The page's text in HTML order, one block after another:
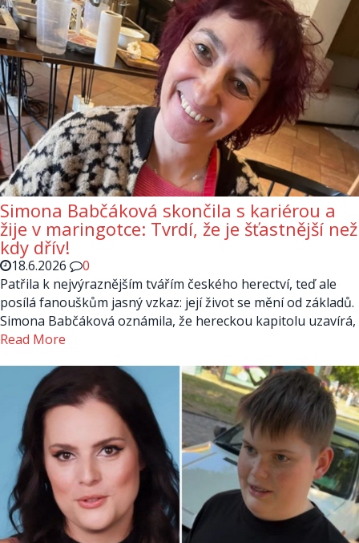
Simona Babčáková skončila s kariérou a
žije v maringotce: Tvrdí, že je šťastnější než
kdy dřív!
18.6.2026
0
Patřila k nejvýraznějším tvářím českého herectví, teď ale
posílá fanouškům jasný vzkaz: její život se mění od základů.
Simona Babčáková oznámila, že hereckou kapitolu uzavírá,
Read More